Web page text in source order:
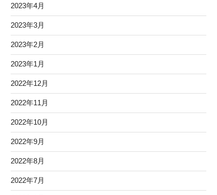
2023年4月
2023年3月
2023年2月
2023年1月
2022年12月
2022年11月
2022年10月
2022年9月
2022年8月
2022年7月